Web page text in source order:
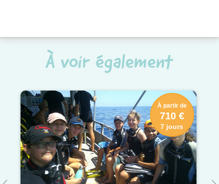
À voir également
À partir de
710 €
7 jours